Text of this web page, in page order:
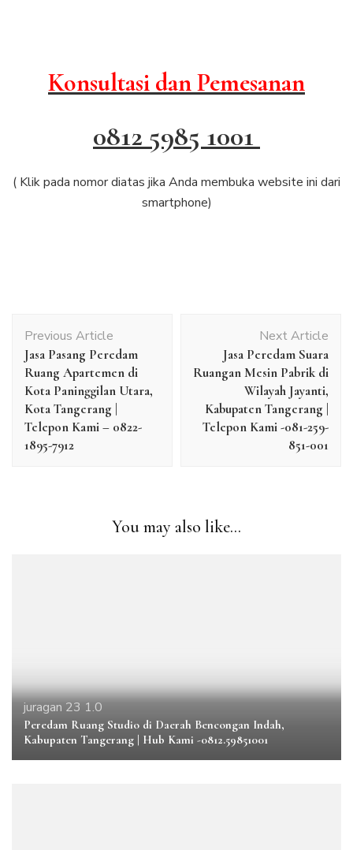
Konsultasi dan Pemesanan
0812 5985 1001
( Klik pada nomor diatas jika Anda membuka website ini dari
smartphone)
Navigation
Previous Article
Jasa Pasang Peredam
Ruang Apartemen di
Kota Paninggilan Utara,
Kota Tangerang |
Telepon Kami – 0822-
1895-7912
Next Article
Jasa Peredam Suara
Ruangan Mesin Pabrik di
Wilayah Jayanti,
Kabupaten Tangerang |
Telepon Kami -081-259-
851-001
You may also like...
juragan 23 1.0
Peredam Ruang Studio di Daerah Bencongan Indah,
Kabupaten Tangerang | Hub Kami -0812.59851001